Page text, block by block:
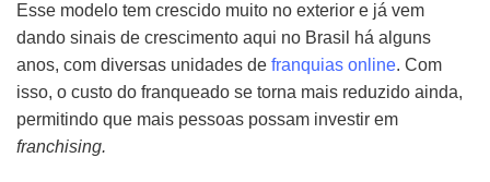
Esse modelo tem crescido muito no exterior e já vem
dando sinais de crescimento aqui no Brasil há alguns
anos, com diversas unidades de franquias online. Com
isso, o custo do franqueado se torna mais reduzido ainda,
permitindo que mais pessoas possam investir em
franchising.